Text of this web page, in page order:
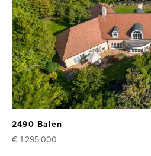
2490 Balen
€ 1.295.000